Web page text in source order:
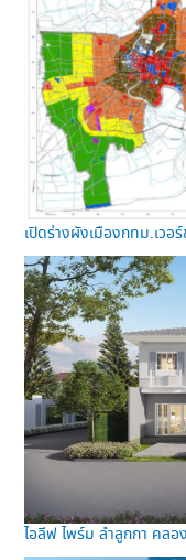
เปิดร่างผังเมืองกทม.เว
ไอลีฟ ไพร์ม ลำลูกกา คลอ